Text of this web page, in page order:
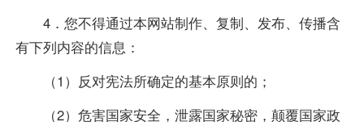
4．您不得通过本网站制作、复制、发布、传播含
有下列内容的信息：
（1）反对宪法所确定的基本原则的；
（2）危害国家安全，泄露国家秘密，颠覆国家政